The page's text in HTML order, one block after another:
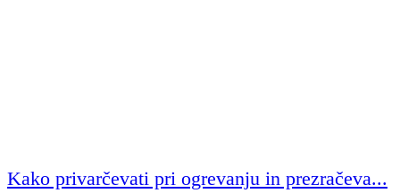
Kako privarčevati pri ogrevanju in prezračeva...